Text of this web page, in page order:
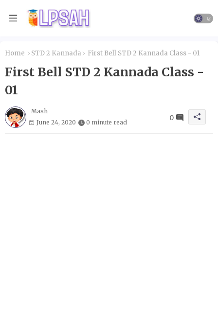
Home STD 2 Kannada First Bell STD 2 Kannada Class - 01
First Bell STD 2 Kannada Class -
01
Mash
June 24, 2020
0 minute read
0